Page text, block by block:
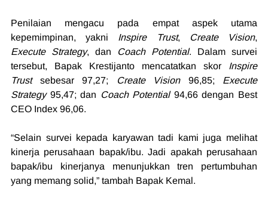
Penilaian mengacu pada empat aspek utama
kepemimpinan, yakni Inspire Trust, Create Vision
Execute Strategy, dan Coach Potential. Dalam survei
tersebut, Bapak Krestijanto mencatatkan skor Inspire
Trust sebesar 97,27; Create Vision 96,85; Execute
Strategy 95,47; dan Coach Potential 94,66 dengan Best
CEO Index 96,06.
“Selain survei kepada karyawan tadi kami juga melihat
kinerja perusahaan bapak/ibu. Jadi apakah perusahaan
bapak/ibu kinerjanya menunjukkan tren pertumbuhan
yang memang solid,” tambah Bapak Kemal.